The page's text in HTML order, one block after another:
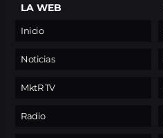
LA WEB
Inicio
Noticias
MktR TV
Radio